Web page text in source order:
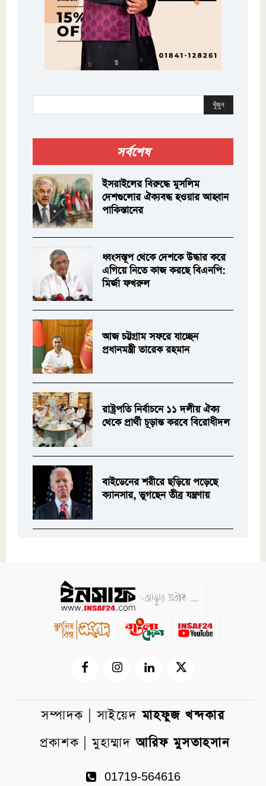
খুঁজুন
সর্বশেষ
ইসরাইলের বিরুদ্ধে মুসলিম
দেশগুলোর ঐক্যবদ্ধ হওয়ার আহ্বান
পাকিস্তানের
ধ্বংসস্তূপ থেকে দেশকে উদ্ধার করে
এগিয়ে নিতে কাজ করছে বিএনপি:
মির্জা ফখরুল
আজ চট্টগ্রাম সফরে যাচ্ছেন
প্রধানমন্ত্রী তারেক রহমান
রাষ্ট্রপতি নির্বাচনে ১১ দলীয় ঐক্য
থেকে প্রার্থী চূড়ান্ত করবে বিরোধীদল
বাইডেনের শরীরে ছড়িয়ে পড়েছে
ক্যানসার, ভুগছেন তীব্র যন্ত্রণায়
সম্পাদক | সাইয়েদমাহফুজ খন্দকার
প্রকাশক | মুহাম্মাদআরিফ মুসতাহসান
01719-564616